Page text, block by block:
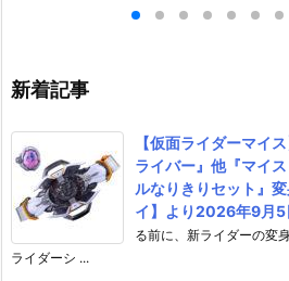
ラモデル予約【バンダ
新着記事
【仮面ライダーマイ
ライバー』他『マイ
ルなりきりセット』
イ】より2026年9月
る前に、新ライダーの変
ライダーシ ...